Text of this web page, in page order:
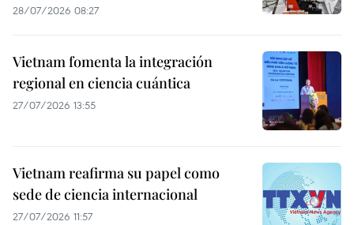
28/07/2026 08:27
Vietnam fomenta la integración
regional en ciencia cuántica
27/07/2026 13:55
Vietnam reafirma su papel como
sede de ciencia internacional
27/07/2026 11:57